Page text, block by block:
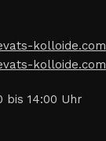
kolloide.com
kolloide.com
bis 14:00 Uhr